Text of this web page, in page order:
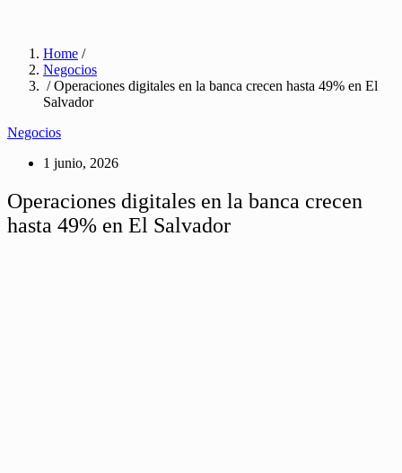
Home /
Negocios
/ Operaciones digitales en la banca crecen hasta 49% en El
Salvador
Negocios
1 junio, 2026
Operaciones digitales en la banca crecen
hasta 49% en El Salvador